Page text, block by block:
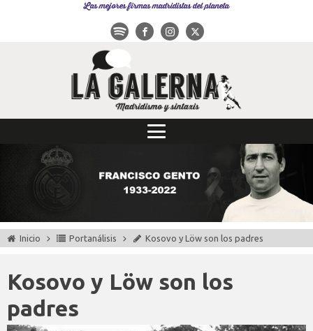
Las mejores firmas madridistas del planeta
Inicio Portanálisis Kosovo y Löw son los padres
Kosovo y Löw son los
padres